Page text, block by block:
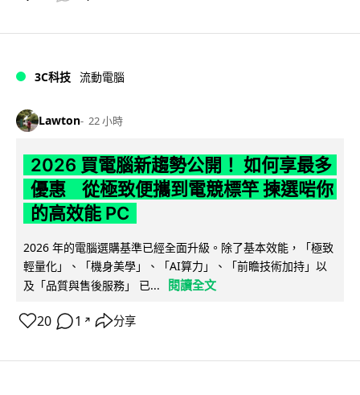
3C科技 流動電腦
Lawton 22 小時
2026 買電腦新趨勢公開！ 如何享最多
優惠 從極致便攜到電競標竿 揀選啱你
的高效能 PC
2026 年的電腦選購基準已經全面升級。除了基本效能，「極致
輕量化」、「機身美學」、「AI算力」、「前瞻技術加持」以
及「品質與售後服務」 已...
閱讀全文
20 1 ↗ 分享